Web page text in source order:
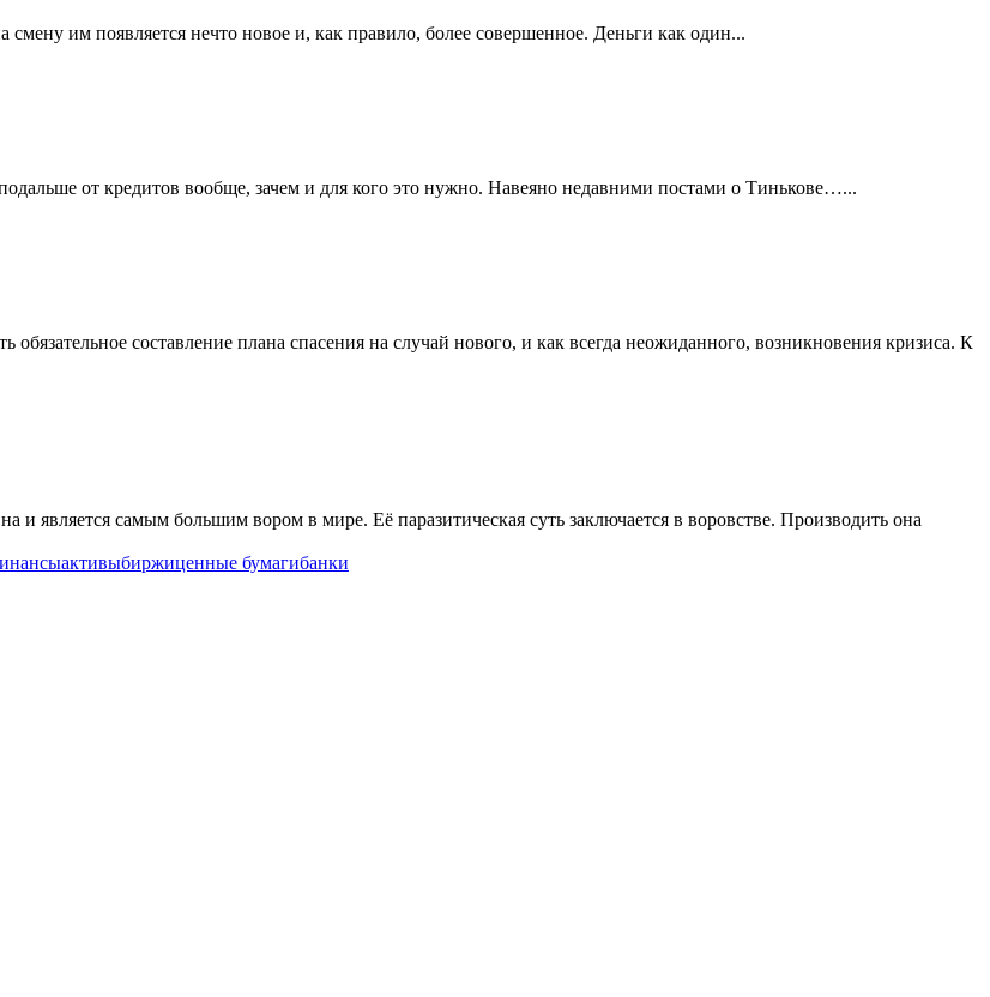
им появляется нечто новое и, как правило, более совершенное. Деньги как один...
от кредитов вообще, зачем и для кого это нужно. Навеяно недавними постами о Тинькове…...
составление плана спасения на случай нового, и как всегда неожиданного, возникновения кризиса. К
является самым большим вором в мире. Её паразитическая суть заключается в воровстве. Производить она
активыбиржиценные бумагибанки